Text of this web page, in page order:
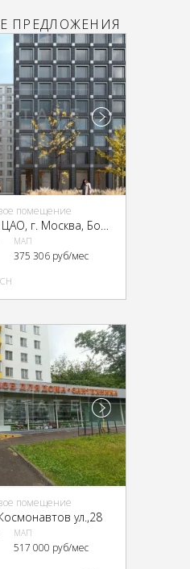
ПРЕДЛОЖЕНИЯ
помещение
Level Бауманская, ЦАО, г. Москва, Бол. Почтовая ул., 18 стр. 3
МАП
375 306 руб/мес
помещение
ул.,28
МАП
517 000 руб/мес